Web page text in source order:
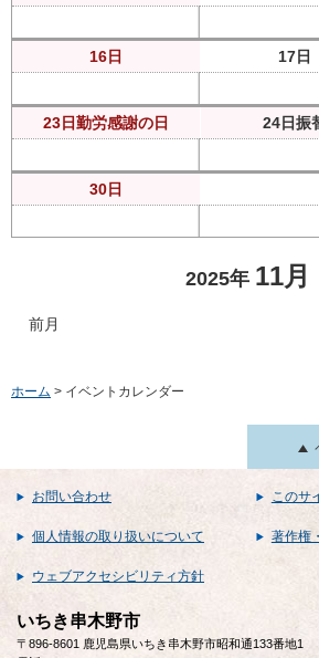
16日 17日
23日勤労感謝の日 24日振
30日
前月
2025年 11月
ホーム > イベントカレンダー
お問い合わせ このサ
個人情報の取り扱いについて 著作権
ウェブアクセシビリティ方針
いちき串木野市
〒896-8601 鹿児島県いちき串木野市昭和通133番地1